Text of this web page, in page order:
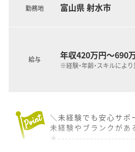
勤務地 富山県 射水市
給与 年収420万円～690
※経験・年齢・スキルによ
＼未経験でも安心サポ
未経験やブランクがあ
＊